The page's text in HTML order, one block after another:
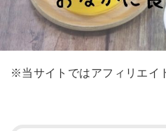
※当サイトではアフィリエイ